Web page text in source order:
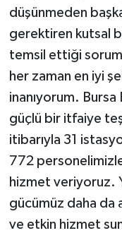
düşünmeden
gerektiren kutsal
temsil ettiği
her zaman en iyi
inanıyorum.
güçlü bir itfaiye
itibarıyla 31
772
hizmet veriyoruz.
gücümüz daha da
ve etkin hizmet